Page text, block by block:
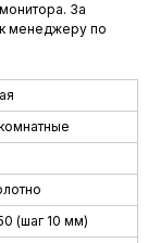
За
менеджеру по
(шаг 10 мм)